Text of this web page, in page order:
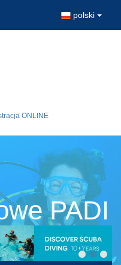
polski
ONLINE
PADI